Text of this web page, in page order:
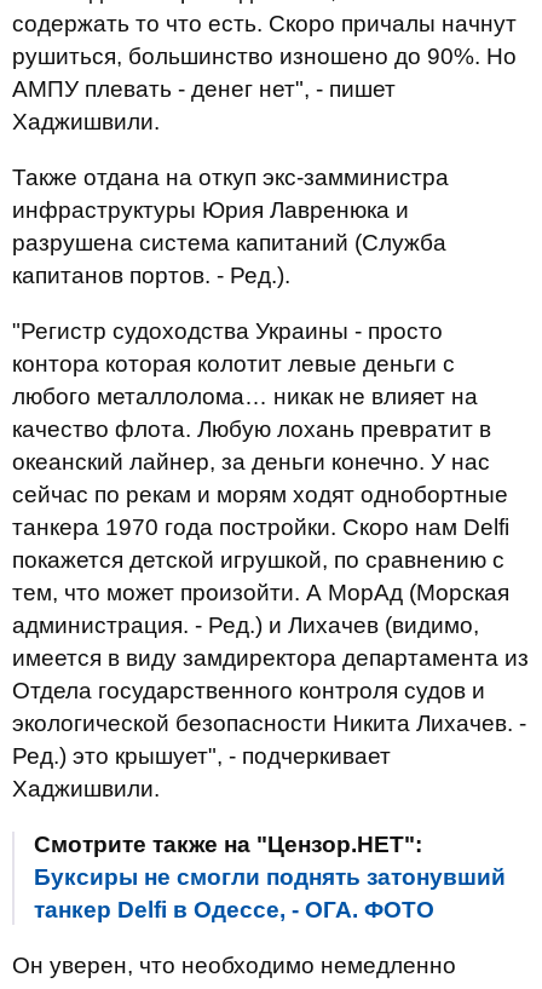
содержать то что есть. Скоро причалы начнут
рушиться, большинство изношено до 90%. Но
АМПУ плевать - денег нет", - пишет
Хаджишвили.
Также отдана на откуп экс-замминистра
инфраструктуры Юрия Лавренюка и
разрушена система капитаний (Служба
капитанов портов. - Ред.).
"Регистр судоходства Украины - просто
контора которая колотит левые деньги с
любого металлолома… никак не влияет на
качество флота. Любую лохань превратит в
океанский лайнер, за деньги конечно. У нас
сейчас по рекам и морям ходят однобортные
танкера 1970 года постройки. Скоро нам Delfi
покажется детской игрушкой, по сравнению с
тем, что может произойти. А МорАд (Морская
администрация. - Ред.) и Лихачев (видимо,
имеется в виду замдиректора департамента из
Отдела государственного контроля судов и
экологической безопасности Никита Лихачев. -
Ред.) это крышует", - подчеркивает
Хаджишвили.
Смотрите также на "Цензор.НЕТ":
Буксиры не смогли поднять затонувший
танкер Delfi в Одессе, - ОГА. ФОТО
Он уверен, что необходимо немедленно